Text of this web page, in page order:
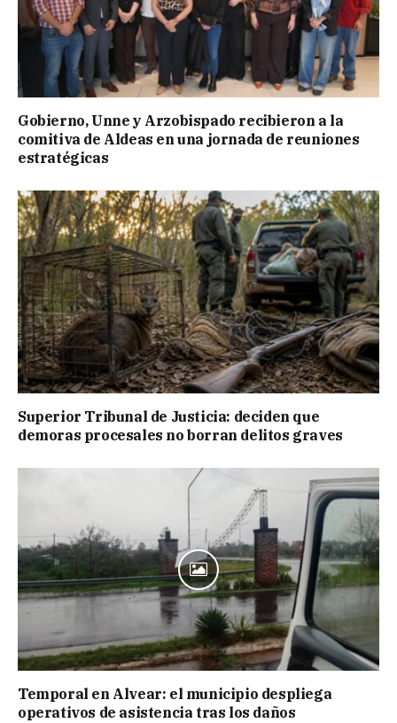
Gobierno, Unne y Arzobispado recibieron a la
comitiva de Aldeas en una jornada de reuniones
estratégicas
Superior Tribunal de Justicia: deciden que
demoras procesales no borran delitos graves
Temporal en Alvear: el municipio despliega
operativos de asistencia tras los daños